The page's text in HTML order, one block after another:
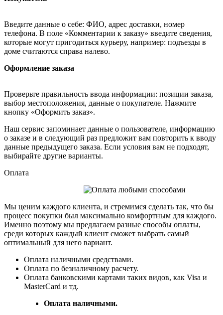
Введите данные о себе: ФИО, адрес доставки, номер
телефона. В поле «Комментарии к заказу» введите сведения,
которые могут пригодиться курьеру, например: подъезды в
доме считаются справа налево.
Оформление заказа
Проверьте правильность ввода информации: позиции заказа,
выбор местоположения, данные о покупателе. Нажмите
кнопку «Оформить заказ».
Наш сервис запоминает данные о пользователе, информацию
о заказе и в следующий раз предложит вам повторить к вводу
данные предыдущего заказа. Если условия вам не подходят,
выбирайте другие варианты.
Оплата
Мы ценим каждого клиента, и стремимся сделать так, что бы
процесс покупки был максимально комфортным для каждого.
Именно поэтому мы предлагаем разные способы оплаты,
среди которых каждый клиент сможет выбрать самый
оптимальный для него вариант.
Оплата наличными средствами.
Оплата по безналичному расчету.
Оплата банковскими картами таких видов, как Visa и
MasterCard и тд.
Оплата наличными.